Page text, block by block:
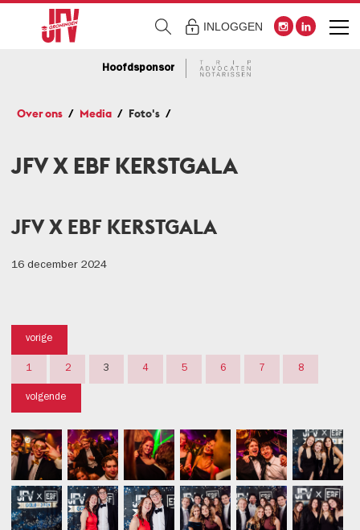
INLOGGEN
Hoofdsponsor
Over ons Media Foto's
JFV X EBF KERSTGALA
JFV X EBF KERSTGALA
16 december 2024
vorige
1 2 3 4 5 6 7 8
volgende